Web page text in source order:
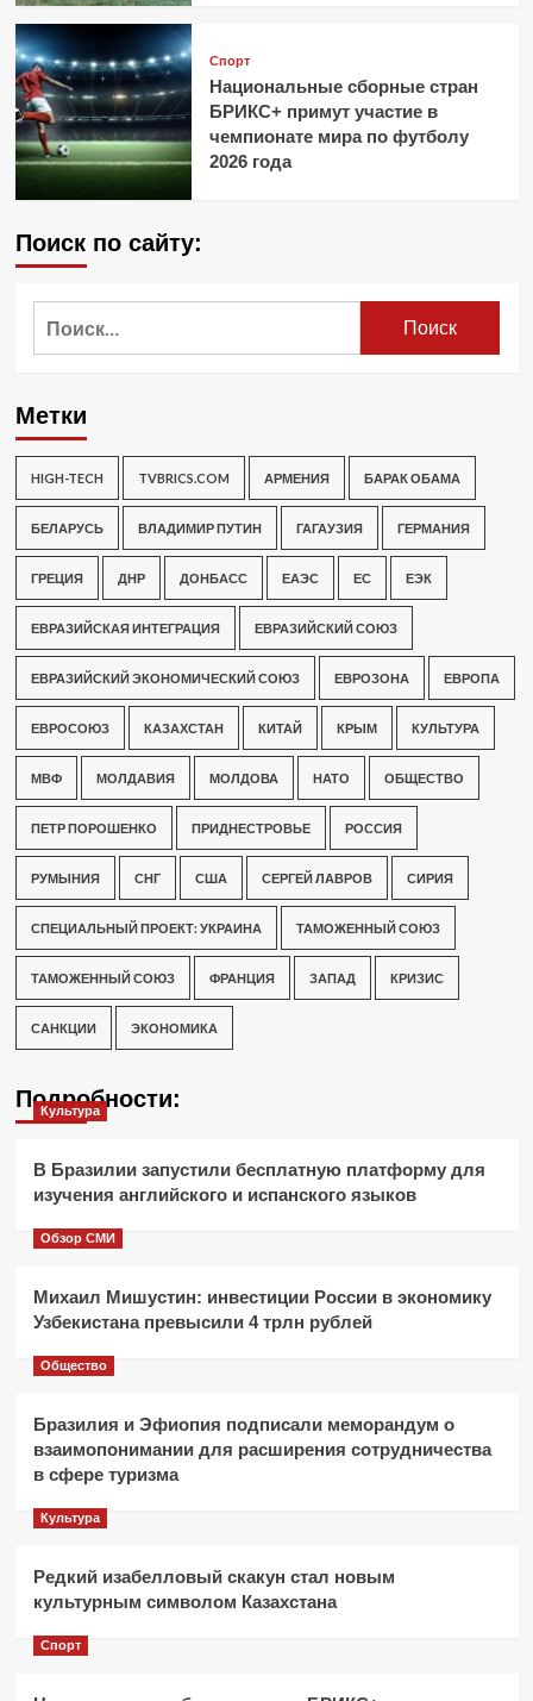
Спорт
Национальные сборные стран
БРИКС+ примут участие в
чемпионате мира по футболу
2026 года
Поиск по сайту:
Метки
HIGH-TECH TVBRICS.COM АРМЕНИЯ БАРАК ОБАМА
БЕЛАРУСЬ ВЛАДИМИР ПУТИН ГАГАУЗИЯ ГЕРМАНИЯ
ГРЕЦИЯ ДНР ДОНБАСС ЕАЭС ЕС ЕЭК
ЕВРАЗИЙСКАЯ ИНТЕГРАЦИЯ ЕВРАЗИЙСКИЙ СОЮЗ
ЕВРАЗИЙСКИЙ ЭКОНОМИЧЕСКИЙ СОЮЗ ЕВРОЗОНА ЕВРОПА
ЕВРОСОЮЗ КАЗАХСТАН КИТАЙ КРЫМ КУЛЬТУРА
МВФ МОЛДАВИЯ МОЛДОВА НАТО ОБЩЕСТВО
ПЕТР ПОРОШЕНКО ПРИДНЕСТРОВЬЕ РОССИЯ
РУМЫНИЯ СНГ США СЕРГЕЙ ЛАВРОВ СИРИЯ
СПЕЦИАЛЬНЫЙ ПРОЕКТ: УКРАИНА ТАМОЖЕННЫЙ СОЮЗ
ТАМОЖЕННЫЙ СОЮЗ ФРАНЦИЯ ЗАПАД КРИЗИС
САНКЦИИ ЭКОНОМИКА
Подробности:
Культура
В Бразилии запустили бесплатную платформу для
изучения английского и испанского языков
Обзор СМИ
Михаил Мишустин: инвестиции России в экономику
Узбекистана превысили 4 трлн рублей
Общество
Бразилия и Эфиопия подписали меморандум о
взаимопонимании для расширения сотрудничества
в сфере туризма
Культура
Редкий изабелловый скакун стал новым
культурным символом Казахстана
Спорт